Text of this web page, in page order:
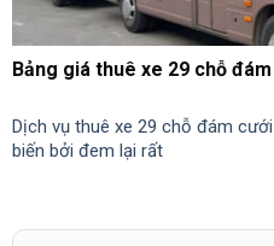
Bảng giá thuê xe 29 chỗ
Dịch vụ thuê xe 29 chỗ đám
biến bởi đem lại rất